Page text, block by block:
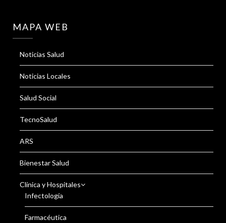
MAPA WEB
Noticias Salud
Noticias Locales
Salud Social
TecnoSalud
ARS
Bienestar Salud
Clínica y Hospitales
Infectología
Farmacéutica